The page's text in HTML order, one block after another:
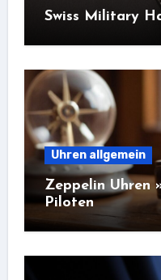
Swiss Military
Uhren allgemein
Zeppelin Uhren
Piloten